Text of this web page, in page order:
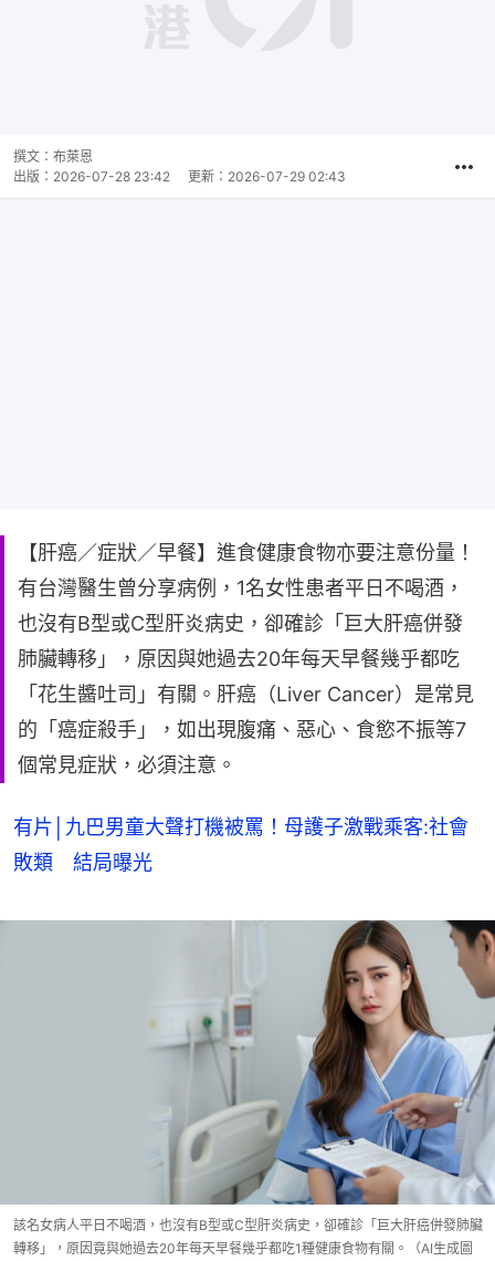
撰文： 布萊恩
出版： 2026-07-28 23:42 更新： 2026-07-29 02:43
【肝癌／症狀／早餐】進食健康食物亦要注意份量！
有台灣醫生曾分享病例，1名女性患者平日不喝酒，
也沒有B型或C型肝炎病史，卻確診「巨大肝癌併發
肺臟轉移」，原因與她過去20年每天早餐幾乎都吃
「花生醬吐司」有關。肝癌（Liver Cancer）是常見
的「癌症殺手」，如出現腹痛、惡心、食慾不振等7
個常見症狀，必須注意。
有片│九巴男童大聲打機被罵！母護子激戰乘客:社會
敗類 結局曝光
該名女病人平日不喝酒，也沒有B型或C型肝炎病史，卻確診「巨大肝癌併發肺臟
轉移」，原因竟與她過去20年每天早餐幾乎都吃1種健康食物有關。（AI生成圖